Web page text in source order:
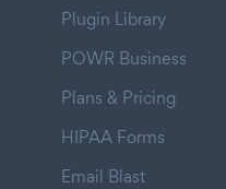
Plugin Library
POWR Business
Plans & Pricing
HIPAA Forms
Email Blast